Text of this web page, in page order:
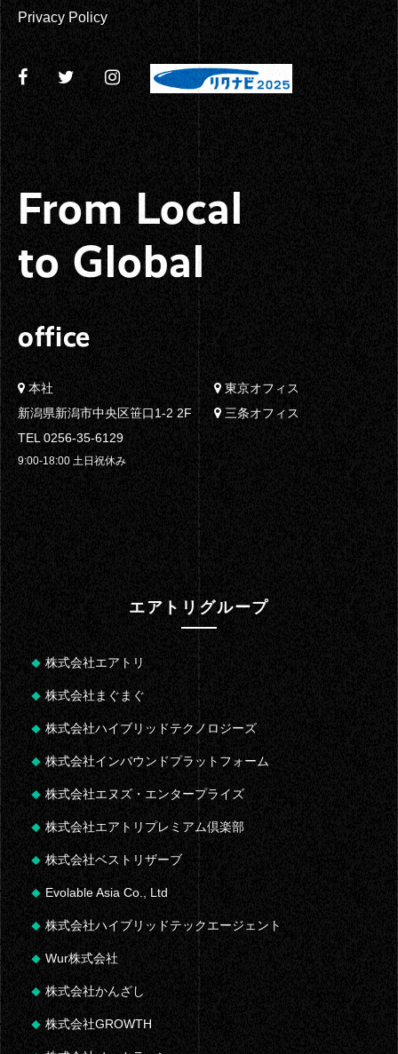
From Local
to Global
office
本社
新潟県新潟市中央区笹口1-2 2F
TEL 0256-35-6129
9:00-18:00 土日祝休み
東京オフィス
三条オフィス
Privacy Policy
エアトリグループ
株式会社エアトリ
株式会社まぐまぐ
株式会社ハイブリッドテクノロジーズ
株式会社インバウンドプラットフォーム
株式会社エヌズ・エンタープライズ
株式会社エアトリプレミアム倶楽部
株式会社ベストリザーブ
Evolable Asia Co., Ltd
株式会社ハイブリッドテックエージェント
Wur株式会社
株式会社かんざし
株式会社GROWTH